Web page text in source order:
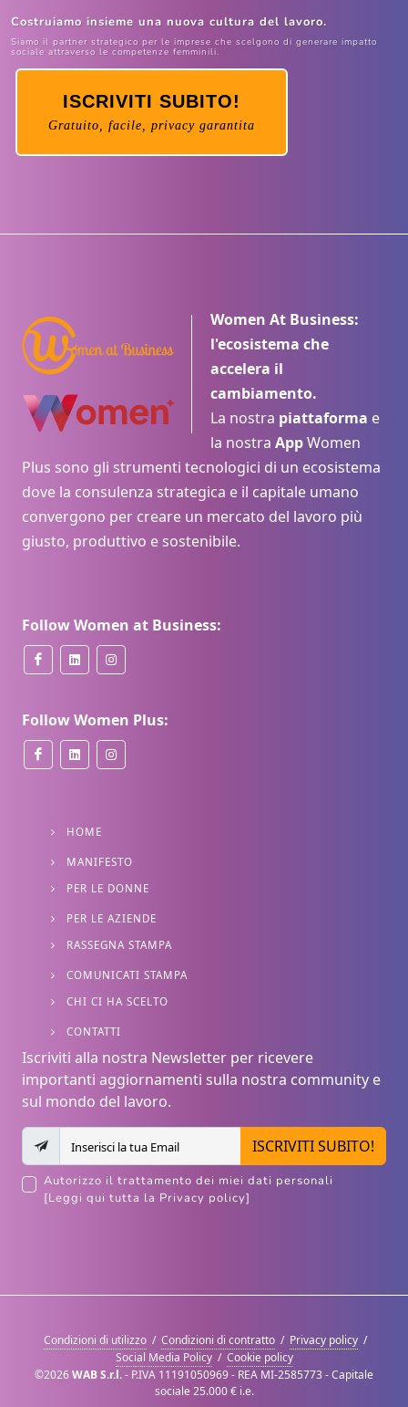
Costruiamo insieme una nuova cultura del lavoro.
Siamo il partner strategico per le imprese che scelgono di generare impatto
sociale attraverso le competenze femminili.
ISCRIVITI SUBITO!
Gratuito, facile, privacy garantita
Women At Business:
l'ecosistema che
accelera il
cambiamento.
La nostra piattaforma e
la nostraAppWomen
Plus sono gli strumenti tecnologici di un ecosistema
dove la consulenza strategica e il capitale umano
convergono per creare un mercato del lavoro più
giusto, produttivo e sostenibile.
Follow Women at Business:
Follow Women Plus:
HOME
MANIFESTO
PER LE DONNE
PER LE AZIENDE
RASSEGNA STAMPA
COMUNICATI STAMPA
CHI CI HA SCELTO
CONTATTI
Iscriviti alla nostra Newsletter per ricevere
importanti aggiornamenti sulla nostra community e
sul mondo del lavoro.
ISCRIVITI SUBITO!
Autorizzo il trattamento dei miei dati personali
[Leggi qui tutta la Privacy policy]
Condizioni di utilizzo / Condizioni di contratto / Privacy policy /
Social Media Policy / Cookie policy
©2026WAB S.r.l.- P.IVA 11191050969 - REA MI-2585773 - Capitale
sociale 25.000 € i.e.